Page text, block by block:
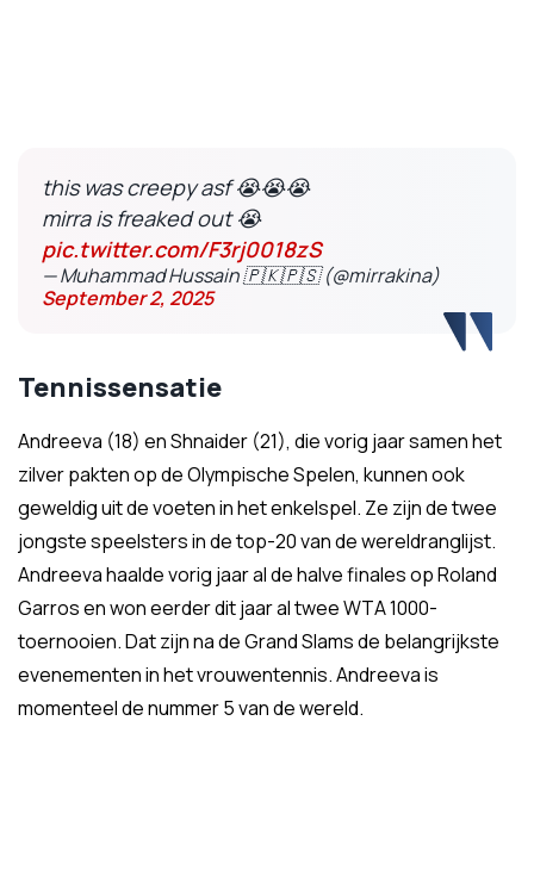
this was creepy asf 😭😭😭
mirra is freaked out 😭
pic.twitter.com/F3rj0018zS
— Muhammad Hussain 🇵🇰🇵🇸 (@mirrakina)
September 2, 2025
Tennissensatie
Andreeva (18) en Shnaider (21), die vorig jaar samen het
zilver pakten op de Olympische Spelen, kunnen ook
geweldig uit de voeten in het enkelspel. Ze zijn de twee
jongste speelsters in de top-20 van de wereldranglijst.
Andreeva haalde vorig jaar al de halve finales op Roland
Garros en won eerder dit jaar al twee WTA 1000-
toernooien. Dat zijn na de Grand Slams de belangrijkste
evenementen in het vrouwentennis. Andreeva is
momenteel de nummer 5 van de wereld.